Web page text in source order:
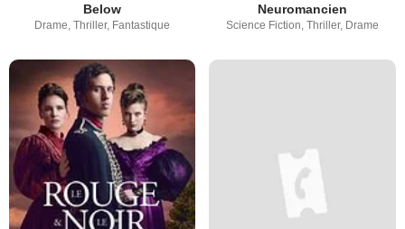
Below
Drame, Thriller, Fantastique
Neuromancien
Science Fiction, Thriller, Drame